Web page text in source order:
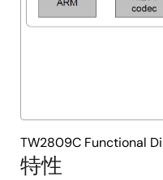
特性
TW2809C Functional